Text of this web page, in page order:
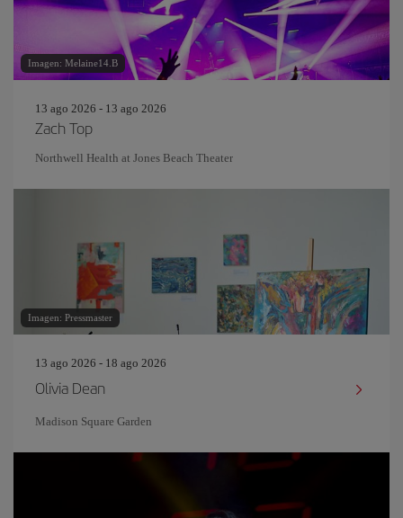
Imagen: Melaine14.B
13 ago 2026 - 13 ago 2026
Zach Top
Northwell Health at Jones Beach Theater
Imagen: Pressmaster
13 ago 2026 - 18 ago 2026
Olivia Dean
Madison Square Garden